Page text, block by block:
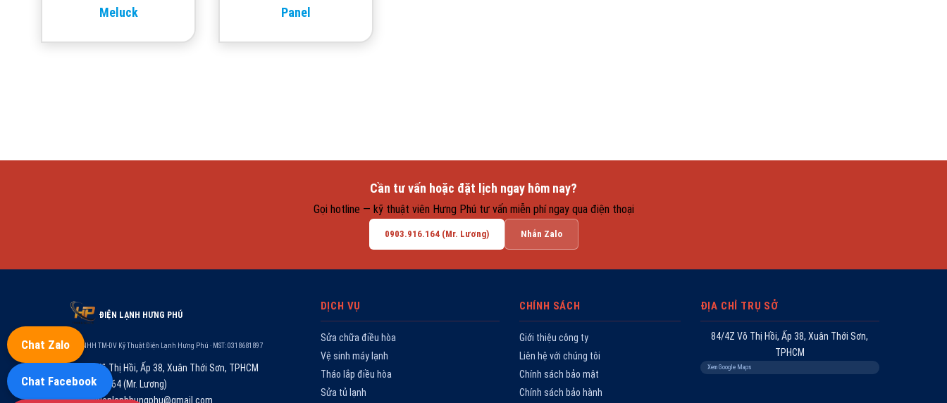
Meluck Panel
Cần tư vấn hoặc đặt lịch ngay hôm nay?
Gọi hotline — kỹ thuật viên Hưng Phú tư vấn miễn phí ngay qua điện thoại
0903.916.164 (Mr. Lương) Nhắn Zalo
ĐIỆN LẠNH HƯNG PHÚ
Cty TNHH TM-DV Kỹ Thuật Điện Lạnh Hưng Phú · MST: 0318681897
84/4Z, Võ Thị Hồi, Ấp 38, Xuân Thới Sơn, TPHCM
0903.916.164 (Mr. Lương)
congtydienlanhhungphu@gmail.com
DỊCH VỤ
Sửa chữa điều hòa
Vệ sinh máy lạnh
Tháo lắp điều hòa
Sửa tủ lạnh
CHÍNH SÁCH
Giới thiệu công ty
Liên hệ với chúng tôi
Chính sách bảo mật
Chính sách bảo hành
ĐỊA CHỈ TRỤ SỞ
84/4Z Võ Thị Hồi, Ấp 38, Xuân Thới Sơn,
TPHCM
Xem Google Maps
Chat Zalo
Chat Facebook